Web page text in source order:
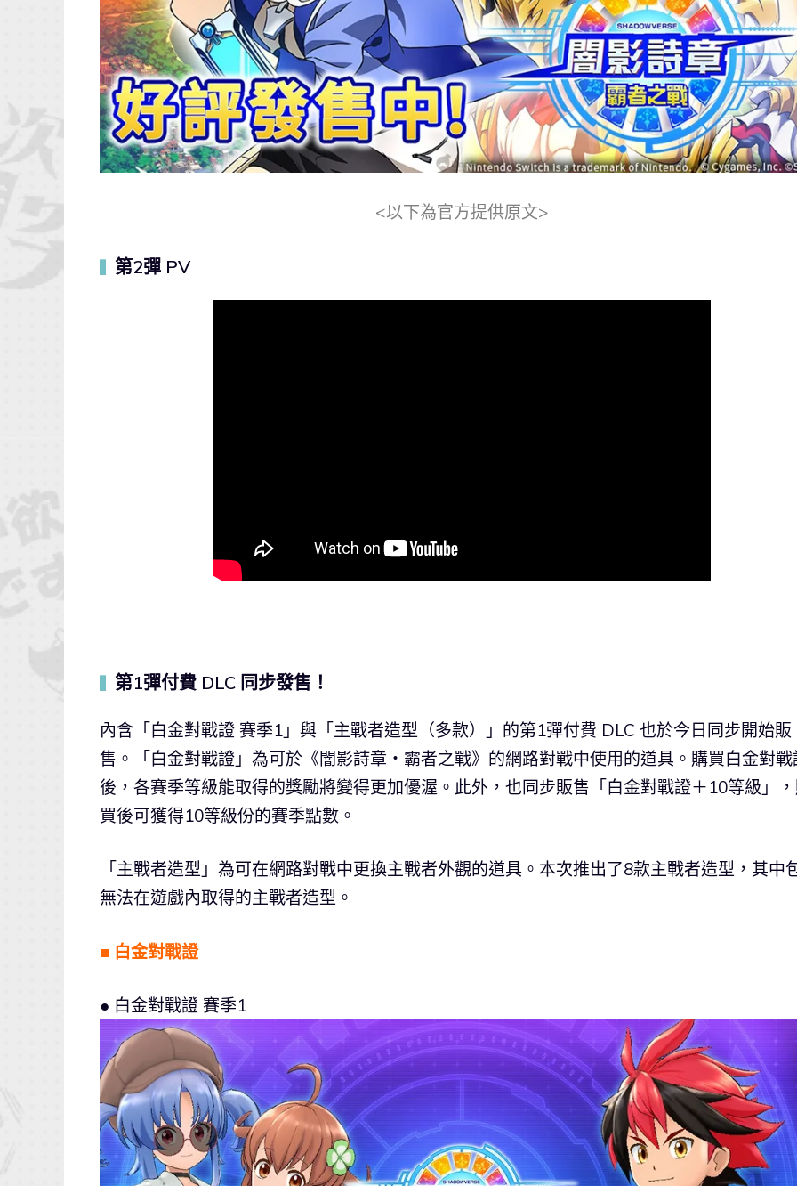
<以下為官方提供原文>
第2彈 PV
第1彈付費 DLC 同步發售！
內含「白金對戰證 賽季1」與「主戰者造型（多款）」的第1彈付費 DLC 也於今日同步開始販
售。「白金對戰證」為可於《闇影詩章‧霸者之戰》的網路對戰中使用的道具。購買白金對戰
後，各賽季等級能取得的獎勵將變得更加優渥。此外，也同步販售「白金對戰證＋10等級」
買後可獲得10等級份的賽季點數。
「主戰者造型」為可在網路對戰中更換主戰者外觀的道具。本次推出了8款主戰者造型，其中
無法在遊戲內取得的主戰者造型。
■ 白金對戰證
● 白金對戰證 賽季1